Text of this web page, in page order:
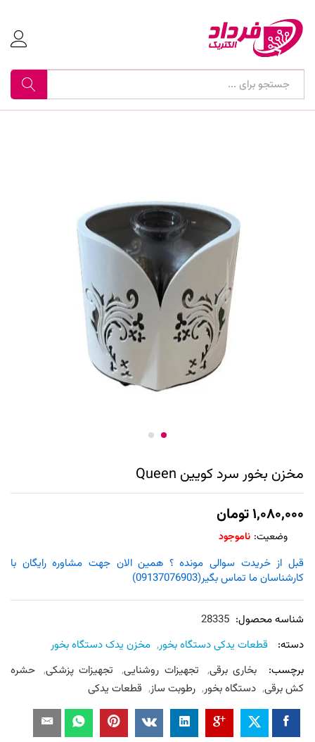
جستجو
مخزن بخور سرد کویین Queen
۱,۰۸۰,۰۰۰تومان
وضعیت: ناموجود
قبل از خریدت سوالی مونده ؟ همین الان جهت مشاوره رایگان با
کارشناسان ما تماس بگیر(09137076903)
شناسه محصول: 28335
دسته:
قطعات یدکی دستگاه بخور, مخزن یدک دستگاه بخور
برچسب:
بخاری برقی, تجهیزات روشنایی, تجهیزات پزشکی, حشره
کش برقی, دستگاه بخور, رطوبت ساز, قطعات یدکی